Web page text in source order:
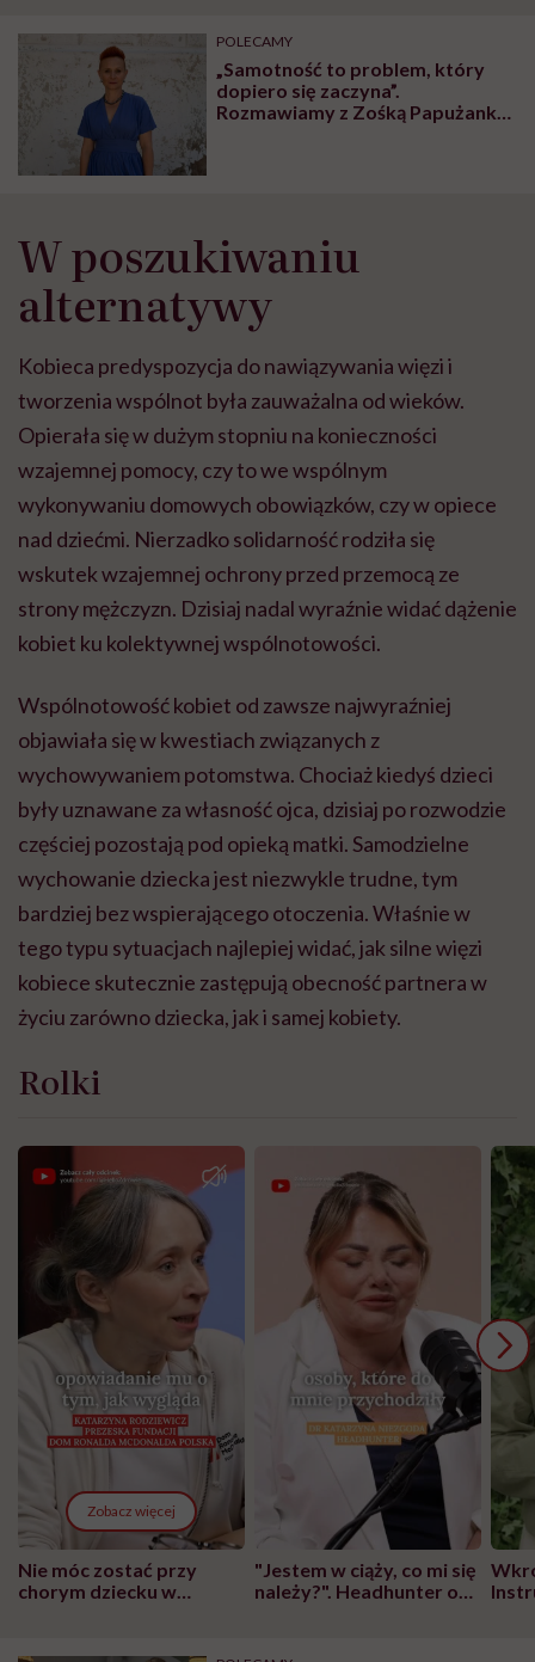
POLECAMY
„Samotność to problem, który
dopiero się zaczyna”.
Rozmawiamy z Zośką Papużanką,
W poszukiwaniu
alternatywy
Kobieca predyspozycja do nawiązywania więzi i
tworzenia wspólnot była zauważalna od wieków.
Opierała się w dużym stopniu na konieczności
wzajemnej pomocy, czy to we wspólnym
wykonywaniu domowych obowiązków, czy w opiece
nad dziećmi. Nierzadko solidarność rodziła się
wskutek wzajemnej ochrony przed przemocą ze
strony mężczyzn. Dzisiaj nadal wyraźnie widać dążenie
kobiet ku kolektywnej wspólnotowości.
Wspólnotowość kobiet od zawsze najwyraźniej
objawiała się w kwestiach związanych z
wychowywaniem potomstwa. Chociaż kiedyś dzieci
były uznawane za własność ojca, dzisiaj po rozwodzie
częściej pozostają pod opieką matki. Samodzielne
wychowanie dziecka jest niezwykle trudne, tym
bardziej bez wspierającego otoczenia. Właśnie w
tego typu sytuacjach najlepiej widać, jak silne więzi
kobiece skutecznie zastępują obecność partnera w
życiu zarówno dziecka, jak i samej kobiety.
Rolki
Zobacz więcej
Nie móc zostać przy
chorym dziecku w
może chyba tylko
"Jestem w ciąży, co mi się
należy?". Headhunter o
pracy